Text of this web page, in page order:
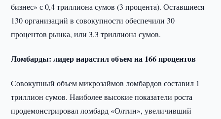
бизнес» с 0,4 триллиона сумов (3 процента). Оставшиеся
130 организаций в совокупности обеспечили 30
процентов рынка, или 3,3 триллиона сумов.
Ломбарды: лидер нарастил объем на 166 процентов
Совокупный объем микрозаймов ломбардов составил 1
триллион сумов. Наиболее высокие показатели роста
продемонстрировал ломбард «Олтин», увеличивший